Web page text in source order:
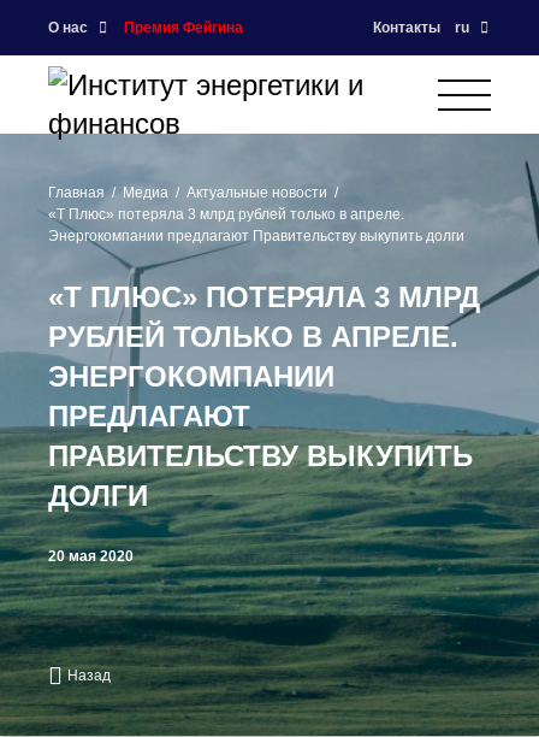
О нас Премия Фейгина Контакты ru
Главная Медиа
Актуальные новости
«Т Плюс» потеряла 3 млрд рублей только в апреле.
Энергокомпании предлагают Правительству выкупить долги
«Т ПЛЮС» ПОТЕРЯЛА 3 МЛРД
РУБЛЕЙ ТОЛЬКО В АПРЕЛЕ.
ЭНЕРГОКОМПАНИИ
ПРЕДЛАГАЮТ
ПРАВИТЕЛЬСТВУ ВЫКУПИТЬ
ДОЛГИ
20 мая 2020
Назад